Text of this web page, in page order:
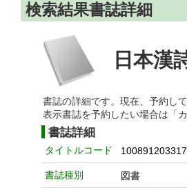
検索結果書誌詳細
日本漢
書誌の詳細です。現在、予約し
表示書誌を予約したい場合は「
書誌詳細
タイトルコード
書誌種別 図書